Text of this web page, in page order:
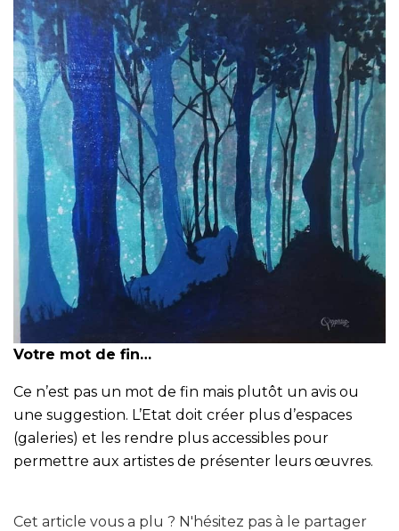
Votre mot de fin…
Ce n’est pas un mot de fin mais plutôt un avis ou
une suggestion. L’Etat doit créer plus d’espaces
(galeries) et les rendre plus accessibles pour
permettre aux artistes de présenter leurs œuvres.
Cet article vous a plu ? N'hésitez pas à le partager